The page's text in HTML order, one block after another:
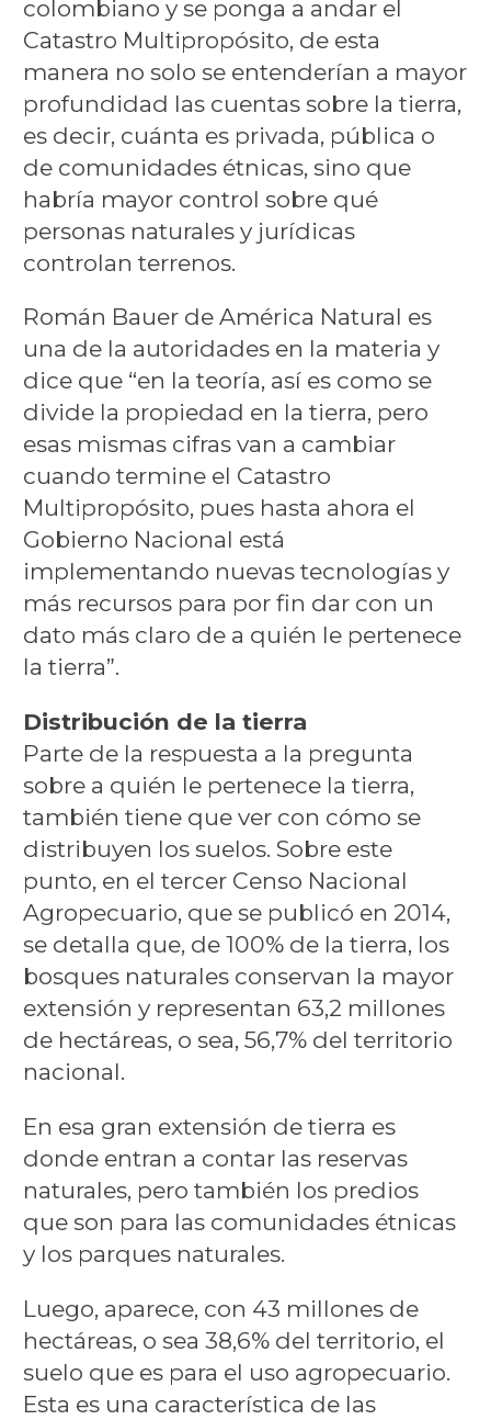
colombiano y se ponga a andar el
Catastro Multipropósito, de esta
manera no solo se entenderían a mayor
profundidad las cuentas sobre la tierra,
es decir, cuánta es privada, pública o
de comunidades étnicas, sino que
habría mayor control sobre qué
personas naturales y jurídicas
controlan terrenos.
Román Bauer de América Natural es
una de la autoridades en la materia y
dice que “en la teoría, así es como se
divide la propiedad en la tierra, pero
esas mismas cifras van a cambiar
cuando termine el Catastro
Multipropósito, pues hasta ahora el
Gobierno Nacional está
implementando nuevas tecnologías y
más recursos para por fin dar con un
dato más claro de a quién le pertenece
la tierra”.
Distribución de la tierra
Parte de la respuesta a la pregunta
sobre a quién le pertenece la tierra,
también tiene que ver con cómo se
distribuyen los suelos. Sobre este
punto, en el tercer Censo Nacional
Agropecuario, que se publicó en 2014,
se detalla que, de 100% de la tierra, los
bosques naturales conservan la mayor
extensión y representan 63,2 millones
de hectáreas, o sea, 56,7% del territorio
nacional.
En esa gran extensión de tierra es
donde entran a contar las reservas
naturales, pero también los predios
que son para las comunidades étnicas
y los parques naturales.
Luego, aparece, con 43 millones de
hectáreas, o sea 38,6% del territorio, el
suelo que es para el uso agropecuario.
Esta es una característica de las